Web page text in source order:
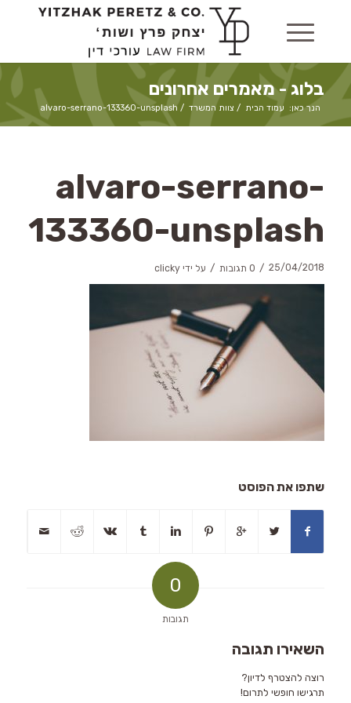
בלוג - מאמרים אחרונים
הנך כאן: עמוד הבית / צוות המשרד /
alvaro-serrano-133360-unsplash
alvaro-serrano-
133360-unsplash
25/04/2018
/ 0 תגובות / על ידי clicky
שתפו את הפוסט
0
תגובות
השאירו תגובה
רוצה להצטרף לדיון?
תרגישו חופשי לתרום!